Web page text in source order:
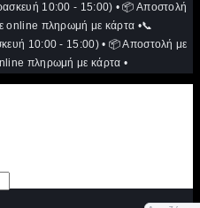
10:00 - 15:00) • 📦 Αποστολή
online πληρωμή με κάρτα •📞
10:00 - 15:00) • 📦 Αποστολή με
πληρωμή με κάρτα •